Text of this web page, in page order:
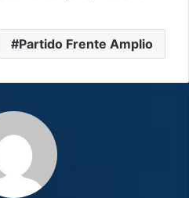
Partido Frente Amplio